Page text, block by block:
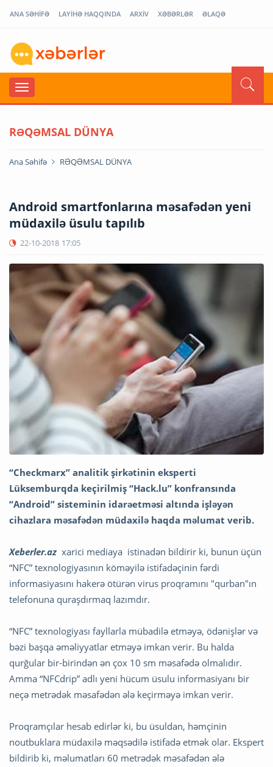
ANA SƏHİFƏ LAYİHƏ HAQQINDA ARXİV XƏBƏRLƏR ƏLAQƏ
RƏQƏMSAL DÜNYA
Ana Səhifə RƏQƏMSAL DÜNYA
Android smartfonlarına məsafədən yeni
müdaxilə üsulu tapılıb
22-10-2018 17:05
“Checkmarx” analitik şirkətinin eksperti
Lüksemburqda keçirilmiş “Hack.lu” konfransında
“Android” sisteminin idarəetməsi altında işləyən
cihazlara məsafədən müdaxilə haqda məlumat verib.
Xeberler.az xarici mediaya istinadən bildirir ki, bunun üçün
“NFC” texnologiyasının köməyilə istifadəçinin fərdi
informasiyasını hakerə ötürən virus proqramını "qurban"ın
telefonuna quraşdırmaq lazımdır.
“NFC” texnologiyası fayllarla mübadilə etməyə, ödənişlər və
bəzi başqa əməliyyatlar etməyə imkan verir. Bu halda
qurğular bir-birindən ən çox 10 sm məsafədə olmalıdır.
Amma “NFCdrip” adlı yeni hücum üsulu informasiyanı bir
neçə metrədək məsafədən ələ keçirməyə imkan verir.
Proqramçılar hesab edirlər ki, bu üsuldan, həmçinin
noutbuklara müdaxilə məqsədilə istifadə etmək olar. Ekspert
bildirib ki, məlumatları 60 metrədək məsafədən ələ